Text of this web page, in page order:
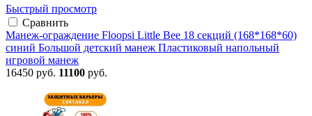
Быстрый просмотр
Сравнить
Манеж-ограждение Floopsi Little Bee 18 секций (168*168*60)
синий Большой детский манеж Пластиковый напольный
игровой манеж
16450 руб. 11100 руб.